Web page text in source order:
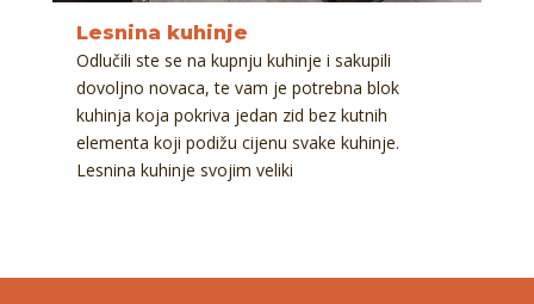
Lesnina kuhinje
Odlučili ste se na kupnju kuhinje i sakupili
dovoljno novaca, te vam je potrebna blok
kuhinja koja pokriva jedan zid bez kutnih
elementa koji podižu cijenu svake kuhinje.
Lesnina kuhinje svojim veliki